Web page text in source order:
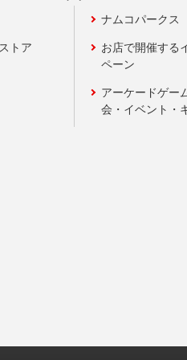
トア
ナムコパークス
お店で開催する
ペーン
アーケードゲー
会・イベント・